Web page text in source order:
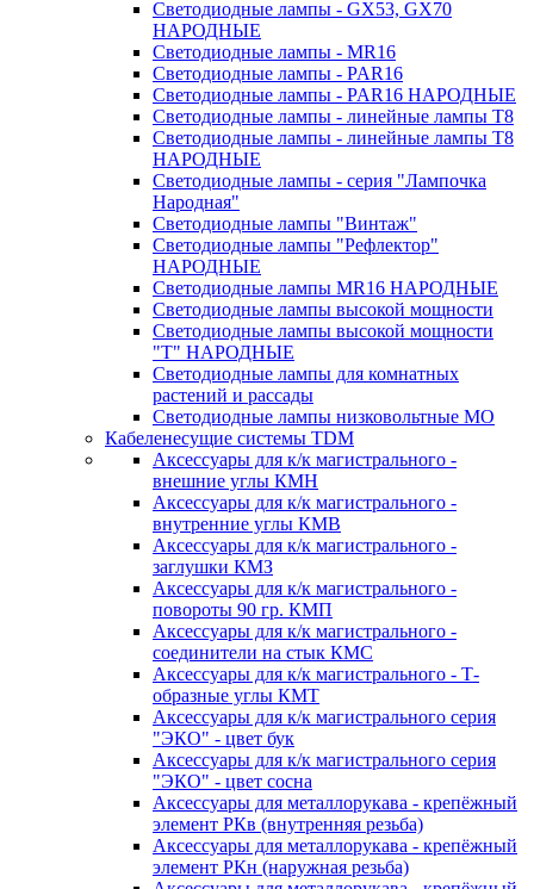
Светодиодные лампы - GX53, GX70
НАРОДНЫЕ
Светодиодные лампы - MR16
Светодиодные лампы - PAR16
Светодиодные лампы - PAR16 НАРОДНЫЕ
Светодиодные лампы - линейные лампы T8
Светодиодные лампы - линейные лампы T8
НАРОДНЫЕ
Светодиодные лампы - серия "Лампочка
Народная"
Светодиодные лампы "Винтаж"
Светодиодные лампы "Рефлектор"
НАРОДНЫЕ
Светодиодные лампы MR16 НАРОДНЫЕ
Светодиодные лампы высокой мощности
Светодиодные лампы высокой мощности
"Т" НАРОДНЫЕ
Светодиодные лампы для комнатных
растений и рассады
Светодиодные лампы низковольтные МО
Кабеленесущие системы TDM
Аксессуары для к/к магистрального -
внешние углы КМН
Аксессуары для к/к магистрального -
внутренние углы КМВ
Аксессуары для к/к магистрального -
заглушки КМЗ
Аксессуары для к/к магистрального -
повороты 90 гр. КМП
Аксессуары для к/к магистрального -
соединители на стык КМС
Аксессуары для к/к магистрального - Т-
образные углы КМТ
Аксессуары для к/к магистрального серия
"ЭКО" - цвет бук
Аксессуары для к/к магистрального серия
"ЭКО" - цвет сосна
Аксессуары для металлорукава - крепёжный
элемент РКв (внутренняя резьба)
Аксессуары для металлорукава - крепёжный
элемент РКн (наружная резьба)